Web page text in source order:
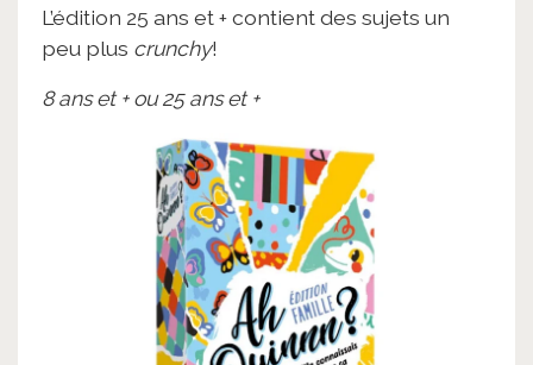
L’édition 25 ans et + contient des sujets un
peu plus crunchy!
8 ans et + ou 25 ans et +